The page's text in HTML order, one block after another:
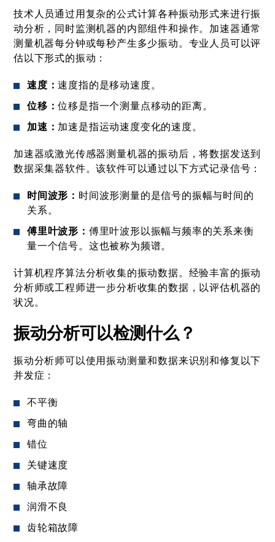
技术人员通过用复杂的公式计算各种振动形式来进行振
动分析，同时监测机器的内部组件和操作。加速器通常
测量机器每分钟或每秒产生多少振动。专业人员可以评
估以下形式的振动：
速度：速度指的是移动速度。
位移：位移是指一个测量点移动的距离。
加速： 加速是指运动速度变化的速度。
加速器或激光传感器测量机器的振动后，将数据发送到
数据采集器软件。该软件可以通过以下方式记录信号：
时间波形： 时间波形测量的是信号的振幅与时间的
关系。
傅里叶波形： 傅里叶波形以振幅与频率的关系来衡
量一个信号。这也被称为频谱。
计算机程序算法分析收集的振动数据。经验丰富的振动
分析师或工程师进一步分析收集的数据，以评估机器的
状况。
振动分析可以检测什么？
振动分析师可以使用振动测量和数据来识别和修复以下
并发症：
不平衡
弯曲的轴
错位
关键速度
轴承故障
润滑不良
齿轮箱故障